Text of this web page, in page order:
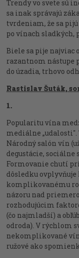
Trendy vo svete sú
sa inak správajú
tvrdeniam, že sa
po vínach sladkých,
Biele sa pije najviac
razantnom
do úzadia, trhovo
Rastislav Šuták,
1.
Popularitu vína
mediálne
Národný salón vín
degustácie,
Formovanie chutí
dôsledku
komplikovanému
názoru nad
rozhodujúcim
(čo najmladší) a
odroda). V rýchlom
nekomplikované
ružové ako